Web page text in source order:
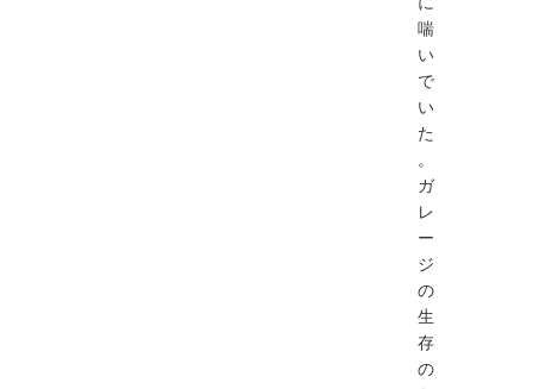
喘
い
で
い
た
。
ガ
レ
ー
ジ
の
生
存
の